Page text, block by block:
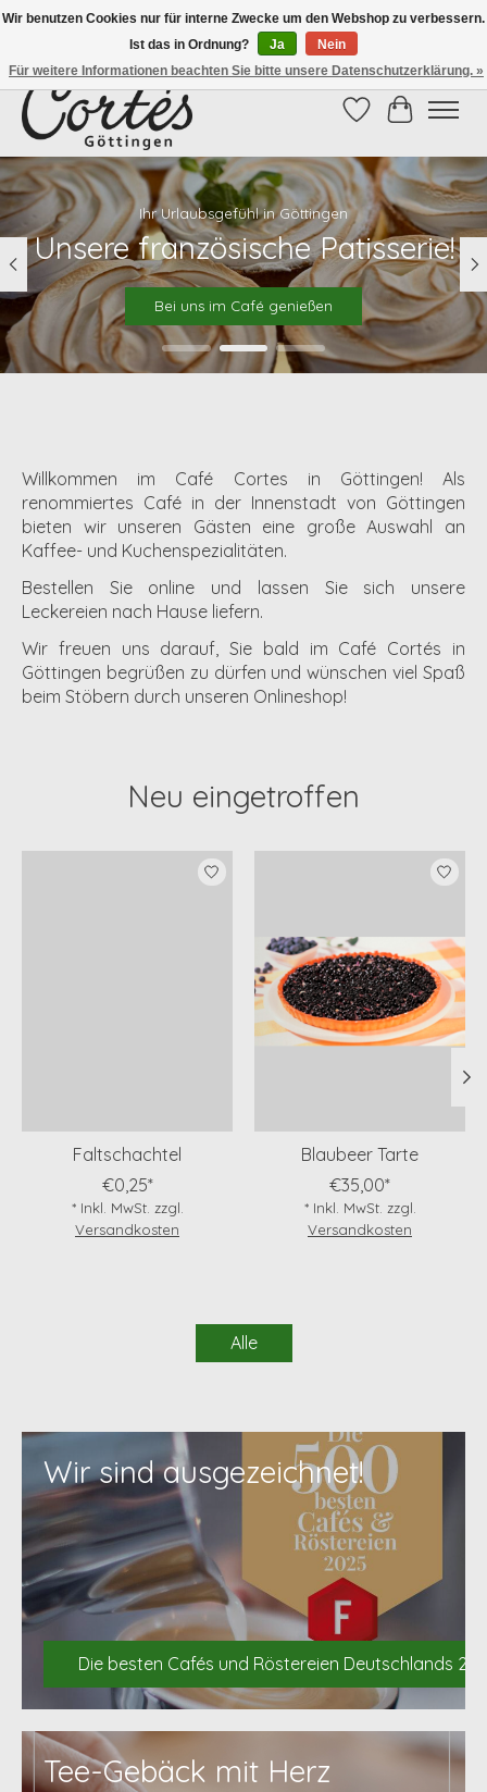
Eines der besten Cafés Deutschlands!
Wunschzettel
Ihr
Hero slideshow items
Ihr Urlaubsgefühl in Göttingen
Unsere französische Patisserie!
Bei uns im Café genießen
Willkommen im Café Cortes in Göttingen! Als
renommiertes Café in der Innenstadt von Göttingen
bieten wir unseren Gästen eine große Auswahl an
Kaffee- und Kuchenspezialitäten.
Bestellen Sie online und lassen Sie sich unsere
Leckereien nach Hause liefern.
Wir freuen uns darauf, Sie bald im Café Cortés in
Göttingen begrüßen zu dürfen und wünschen viel Spaß
beim Stöbern durch unseren Onlineshop!
Neu eingetroffen
Produkt-Karussell-Artikel
Faltschachtel
€0,25*
* Inkl. MwSt. zzgl.
Versandkosten
Blaubeer Tarte
€35,00*
* Inkl. MwSt. zzgl.
Versandkosten
Alle
Wir sind ausgezeichnet!
Die besten Cafés und Röstereien Deutschlands
Tee-Gebäck mit Herz
Wir benutzen Cookies nur für interne Zwecke um den Webshop zu verbessern.
Ist das in Ordnung?
Ja
Nein
Für weitere Informationen beachten Sie bitte unsere Datenschutzerklärung. »